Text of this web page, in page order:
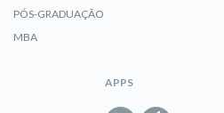
personalizando sua rotina de
PÓS-GRADUAÇÃO
MBA
APPS